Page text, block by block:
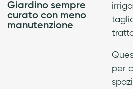
Giardino sempre
curato con meno
manutenzione
per